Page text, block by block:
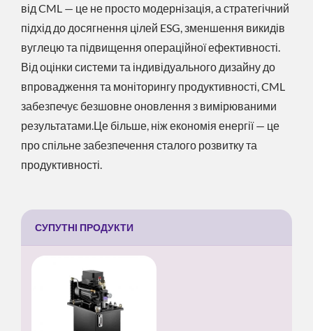
від CML — це не просто модернізація, а стратегічний
підхід до досягнення цілей ESG, зменшення викидів
вуглецю та підвищення операційної ефективності.
Від оцінки системи та індивідуального дизайну до
впровадження та моніторингу продуктивності, CML
забезпечує безшовне оновлення з вимірюваними
результатами.Це більше, ніж економія енергії — це
про спільне забезпечення сталого розвитку та
продуктивності.
СУПУТНІ ПРОДУКТИ